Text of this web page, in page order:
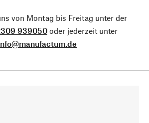
von Montag bis Freitag unter der
939050oder jederzeit unter